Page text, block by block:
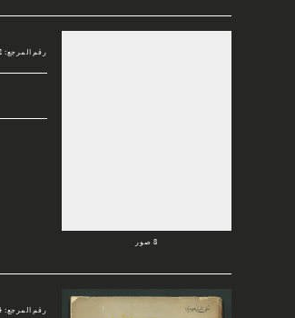
رقم المرجع: A012
8 صور
رقم المرجع: A014